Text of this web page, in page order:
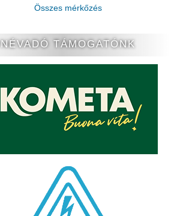
Összes mérkőzés
NÉVADÓ TÁMOGATÓNK